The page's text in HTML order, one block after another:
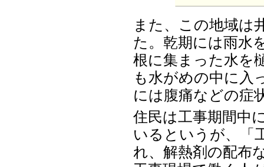
また、この地域は
た。乾期には雨水
根に集まった水を
も水がめの中に入
には腹痛などの症
住民は工事期間中
いるというが、「
れ、解熱剤の配布